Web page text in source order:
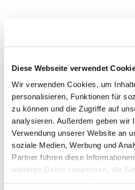
Diese Webseite verwendet
Wir verwenden Cookies, um
personalisieren, Funktionen für
zu können und die Zugriffe auf
analysieren. Außerdem geben wir
Verwendung unserer Website an
soziale Medien, Werbung und
Partner führen diese
weiteren Daten zusammen, die
Dies könnte